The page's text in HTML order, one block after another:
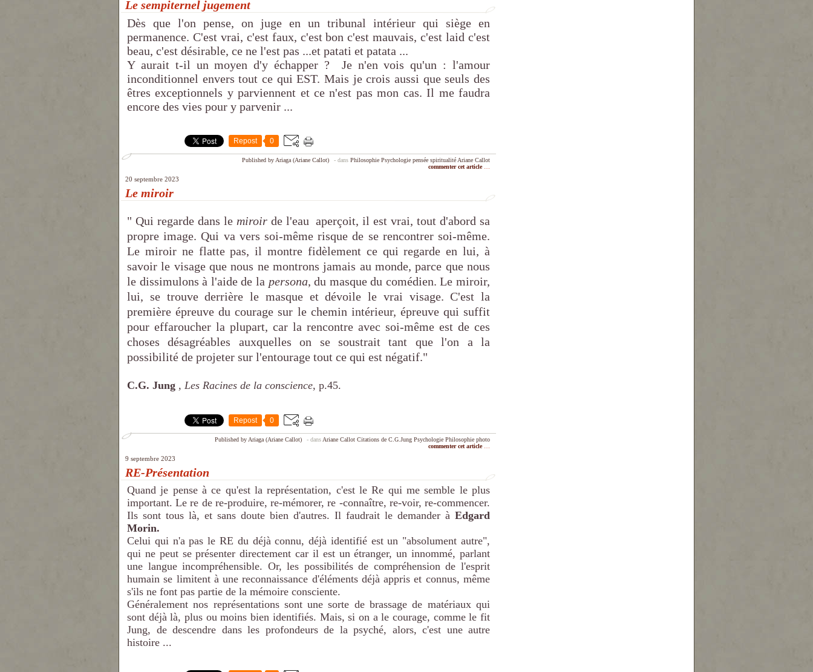
Le sempiternel jugement
Dès que l'on pense, on juge en un tribunal intérieur qui siège en
permanence. C'est vrai, c'est faux, c'est bon c'est mauvais, c'est laid c'est
beau, c'est désirable, ce ne l'est pas ...et patati et patata ...
Y aurait t-il un moyen d'y échapper ? Je n'en vois qu'un : l'amour
inconditionnel envers tout ce qui EST. Mais je crois aussi que seuls des
êtres exceptionnels y parviennent et ce n'est pas mon cas. Il me faudra
encore des vies pour y parvenir ...
Repost 0
Published by Ariaga (Ariane Callot) - dans Philosophie Psychologie pensée spiritualité Ariane Callot
commenter cet article
20 septembre 2023
Le miroir
" Qui regarde dans le miroirde l'eau aperçoit, il est vrai, tout d'abord sa
propre image. Qui va vers soi-même risque de se rencontrer soi-même.
Le miroir ne flatte pas, il montre fidèlement ce qui regarde en lui, à
savoir le visage que nous ne montrons jamais au monde, parce que nous
le dissimulons à l'aide de la persona, du masque du comédien. Le miroir,
lui, se trouve derrière le masque et dévoile le vrai visage. C'est la
première épreuve du courage sur le chemin intérieur, épreuve qui suffit
pour effaroucher la plupart, car la rencontre avec soi-même est de ces
choses désagréables auxquelles on se soustrait tant que l'on a la
possibilité de projeter sur l'entourage tout ce qui est négatif."
C.G. Jung , Les Racines de la conscience, p.45.
Repost 0
Published by Ariaga (Ariane Callot) - dans Ariane Callot Citations de C.G.Jung Psychologie Philosophie photo
commenter cet article
9 septembre 2023
RE-Présentation
Quand je pense à ce qu'est la représentation, c'est le Re qui me semble le plus
important. Le re de re-produire, re-mémorer, re -connaître, re-voir, re-commencer.
Ils sont tous là, et sans doute bien d'autres. Il faudrait le demander à Edgard
Morin.
Celui qui n'a pas le RE du déjà connu, déjà identifié est un "absolument autre",
qui ne peut se présenter directement car il est un étranger, un innommé, parlant
une langue incompréhensible. Or, les possibilités de compréhension de l'esprit
humain se limitent à une reconnaissance d'éléments déjà appris et connus, même
s'ils ne font pas partie de la mémoire consciente.
Généralement nos représentations sont une sorte de brassage de matériaux qui
sont déjà là, plus ou moins bien identifiés. Mais, si on a le courage, comme le fit
Jung, de descendre dans les profondeurs de la psyché, alors, c'est une autre
histoire ...